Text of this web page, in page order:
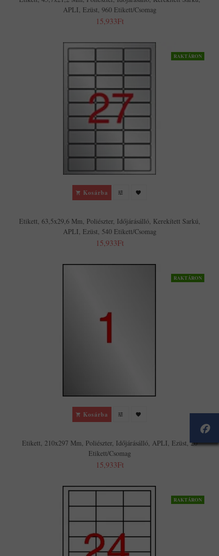
APLI, Ezüst, 960 Etikett/csomag
15,933Ft
RAKTÁRON
Kosárba
Etikett, 63,5x29,6 Mm, Poliészter, Időjárásálló, Kerekített Sarkú,
APLI, Ezüst, 540 Etikett/csomag
15,933Ft
RAKTÁRON
Kosárba
Etikett, 210x297 Mm, Poliészter, Időjárásálló, APLI, Ezüst, 20
Etikett/csomag
15,933Ft
RAKTÁRON